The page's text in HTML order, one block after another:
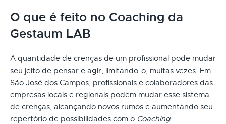
O que é feito no Coaching da
Gestaum LAB
A quantidade de crenças de um profissional pode mudar
seu jeito de pensar e agir, limitando-o, muitas vezes. Em
São José dos Campos, profissionais e colaboradores das
empresas locais e regionais podem mudar esse sistema
de crenças, alcançando novos rumos e aumentando seu
repertório de possibilidades com o Coaching.